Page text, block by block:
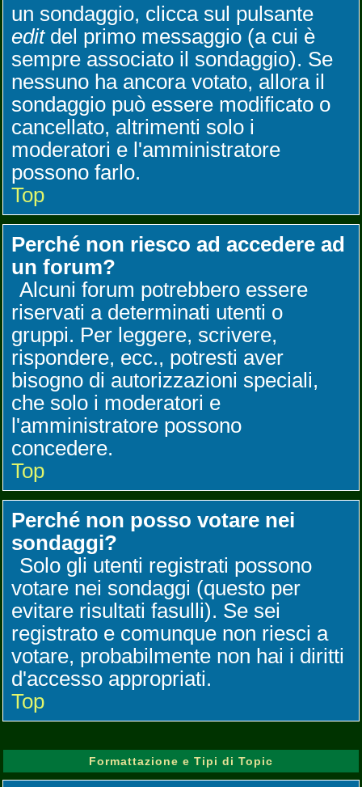
un sondaggio, clicca sul pulsante
editdel primo messaggio (a cui è
sempre associato il sondaggio). Se
nessuno ha ancora votato, allora il
sondaggio può essere modificato o
cancellato, altrimenti solo i
moderatori e l'amministratore
possono farlo.
Top
Perché non riesco ad accedere ad
un forum?
Alcuni forum potrebbero essere
riservati a determinati utenti o
gruppi. Per leggere, scrivere,
rispondere, ecc., potresti aver
bisogno di autorizzazioni speciali,
che solo i moderatori e
l'amministratore possono
concedere.
Top
Perché non posso votare nei
sondaggi?
Solo gli utenti registrati possono
votare nei sondaggi (questo per
evitare risultati fasulli). Se sei
registrato e comunque non riesci a
votare, probabilmente non hai i diritti
d'accesso appropriati.
Top
Formattazione e Tipi di Topic